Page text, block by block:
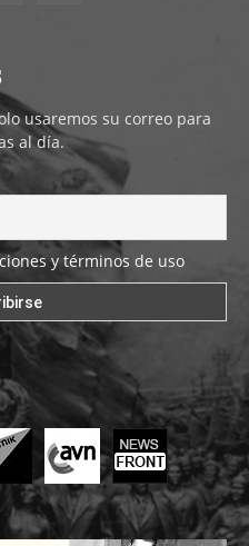
usaremos su correo para
al día.
y términos de uso